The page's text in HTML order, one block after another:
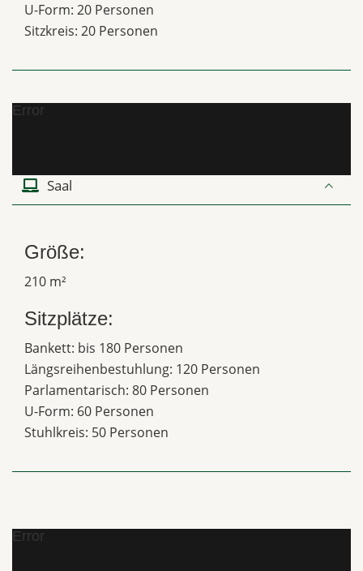
U-Form: 20 Personen
Sitzkreis: 20 Personen
Error
Saal
Größe:
210 m²
Sitzplätze:
Bankett: bis 180 Personen
Längsreihenbestuhlung: 120 Personen
Parlamentarisch: 80 Personen
U-Form: 60 Personen
Stuhlkreis: 50 Personen
Error